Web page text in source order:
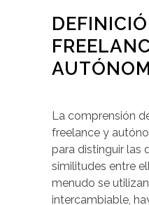
La comprensión
freelance y
para distinguir las
similitudes entre
menudo se
intercambiable,